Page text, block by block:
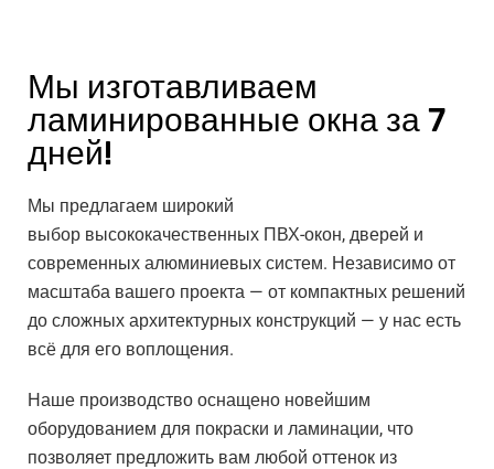
Мы изготавливаем
ламинированные окна за 7
дней!
Мы предлагаем широкий
выбор высококачественных ПВХ-окон, дверей и
современных алюминиевых систем. Независимо от
масштаба вашего проекта — от компактных решений
до сложных архитектурных конструкций — у нас есть
всё для его воплощения.
Наше производство оснащено новейшим
оборудованием для покраски и ламинации, что
позволяет предложить вам любой оттенок из